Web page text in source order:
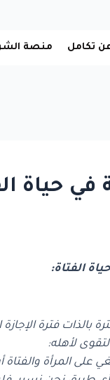
تكامل منصة
في حياة
الفتاة:
بالذات فترة
لأهله:
على المرأة